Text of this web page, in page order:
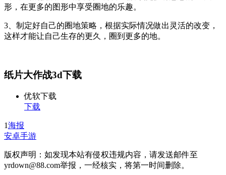
形，在更多的图形中享受圈地的乐趣。
3、制定好自己的圈地策略，根据实际情况做出灵活的改变，
这样才能让自己生存的更久，圈到更多的地。
纸片大作战3d下载
优软下载
下载
1海报
安卓手游
版权声明：如发现本站有侵权违规内容，请发送邮件至
yrdown@88.com举报，一经核实，将第一时间删除。